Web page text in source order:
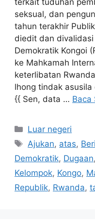
seksual, dan
tahun terakhir
diedit dan
Demokratik Kongoi
ke Mahkamah
keterlibatan
lhong tindak
{{ Sen, data … Baca
Kategori
Luar negeri
Tag
Ajukan, atas,
Demokratik, Dugaan,
Kelompok, Kongo,
Republik, Rwanda,